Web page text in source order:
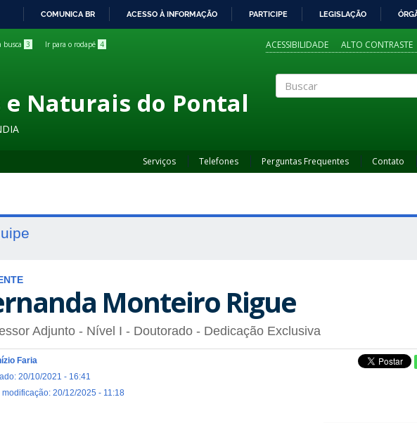
COMUNICA BR ACESSO À INFORMAÇÃO PARTICIPE LEGISLAÇÃO
busca 3 Ir para o rodapé 4 ACESSIBILIDADE ALTO CONTRASTE
e Naturais do Pontal
Serviços Telefones Perguntas Frequentes Contato
Monteiro Rigue
Adjunto - Nível I - Doutorado - Dedicação Exclusiva
Faria
20/10/2021 - 16:41
modificação: 20/12/2025 - 11:18